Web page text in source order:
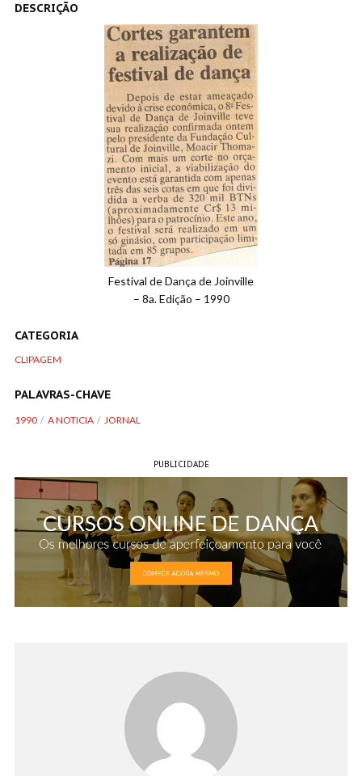
DESCRIÇÃO
Festival de Dança de Joinville
– 8a. Edição – 1990
CATEGORIA
CLIPAGEM
PALAVRAS-CHAVE
1990 A NOTICIA JORNAL
PUBLICIDADE